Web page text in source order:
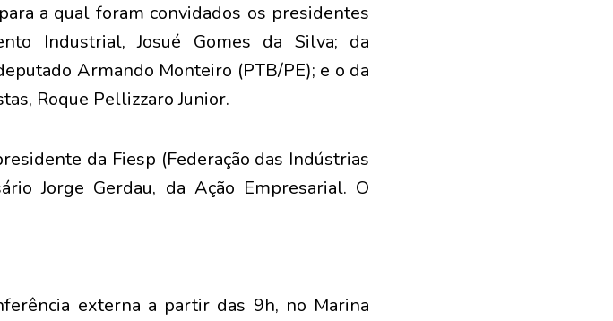
a qual foram convidados os presidentes
Industrial, Josué Gomes da Silva; da
Armando Monteiro (PTB/PE); e o da
Roque Pellizzaro Junior.
da Fiesp (Federação das Indústrias
Jorge Gerdau, da Ação Empresarial. O
externa a partir das 9h, no Marina